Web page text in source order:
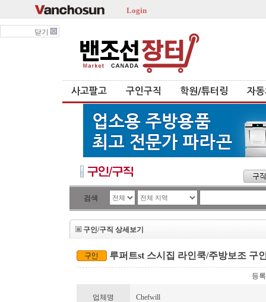
Login
닫기
사고팔고 구인구직 학원/튜터링 자
검색
구인/구직 상세보기
루퍼트st 스시집 라인쿡/주방보조 구
등
업체명 Chefwill